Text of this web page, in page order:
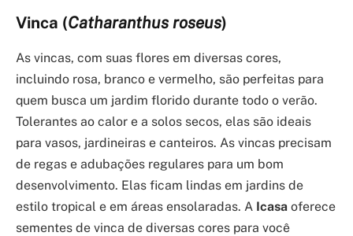
Vinca (Catharanthus roseus)
As vincas, com suas flores em diversas cores,
incluindo rosa, branco e vermelho, são perfeitas para
quem busca um jardim florido durante todo o verão.
Tolerantes ao calor e a solos secos, elas são ideais
para vasos, jardineiras e canteiros. As vincas precisam
de regas e adubações regulares para um bom
desenvolvimento. Elas ficam lindas em jardins de
estilo tropical e em áreas ensolaradas. A Icasa oferece
sementes de vinca de diversas cores para você